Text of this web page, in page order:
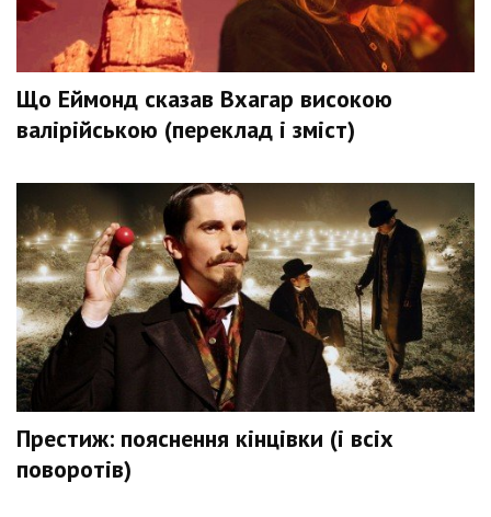
Що Еймонд сказав Вхагар високою
валірійською (переклад і зміст)
Престиж: пояснення кінцівки (і всіх
поворотів)